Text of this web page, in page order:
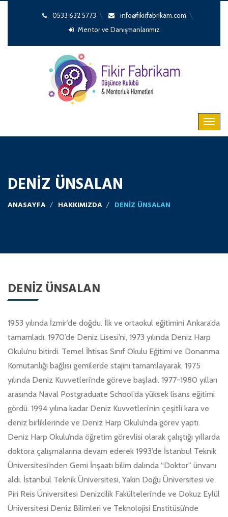
0533 632 5773
info@fikirfabrikam.com
Mentor ve Danışmanlarımız
DENIZ ÜNSALAN
ANASAYFA HAKKIMIZDA DENIZ ÜNSALAN
DENIZ ÜNSALAN
1953 yılında İzmir’de doğdu. İlk ve ortaokul eğitimini Ankara’da
tamamladı. 1970’de Deniz Lisesi’ni, 1973 yılında Deniz Harp
Okulu’nu bitirdi. Temel İhtisas Sınıf Okulu Eğitimi ve Donanma
Komutanlığı bağlısı gemilerde stajını tamamlayarak, 1975
yılında Deniz Kuvvetleri’nde göreve başladı. 1977-1980 yılları
arasında Naval Postgraduate School’da yüksek lisans eğitimi
gördü. 1994 yılına kadar Deniz Kuvvetleri’nin çeşitli kara ve
deniz birliklerinde ve Deniz Harp Okulu’nda görev yaptı.
Deniz Harp Okulu’nda öğretim görevlisi olarak çalıştığı yıllarda
doktora çalışmalarına devam ederek 1993’de İstanbul Teknik
Üniversitesi’nden Gemi İnşaatı bilim dalında “Doktor” ünvanı
aldı. İstanbul Teknik Üniversitesi, Yakın Doğu Üniversitesi ve
Piri Reis Üniversitesi Denizcilik Fakülteleri’nde ve Dokuz Eylül
Üniversitesi Deniz Bilimleri ve Teknolojisi Enstitüsü’nde